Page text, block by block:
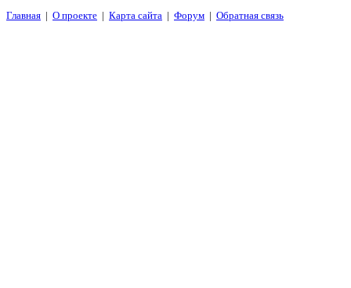
Главная | О проекте | Карта сайта | Форум | Обратная связь